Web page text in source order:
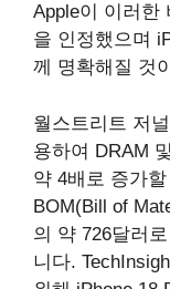
Apple이 이러한
을 인정했으며
께 명확해질 것
월스트리트 저
용하여 DRAM
약 4배로 증가
BOM(Bill of
의 약 726달러
니다.